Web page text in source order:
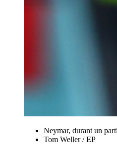
Neymar, durant un
Tom Weller / EP